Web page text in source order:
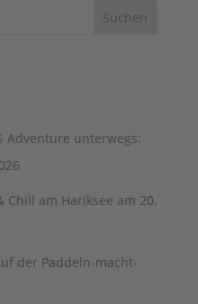
Adventure unterwegs:
Chill am Hariksee am 20.
der Paddeln-macht-